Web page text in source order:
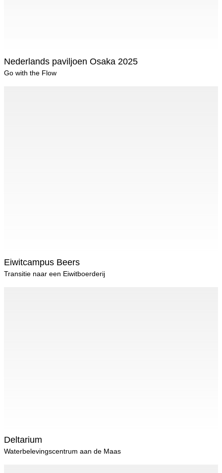
Nederlands paviljoen Osaka 2025
Go with the Flow
Eiwitcampus Beers
Transitie naar een Eiwitboerderij
Deltarium
Waterbelevingscentrum aan de Maas